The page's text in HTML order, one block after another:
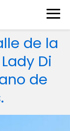
de la
Di
de